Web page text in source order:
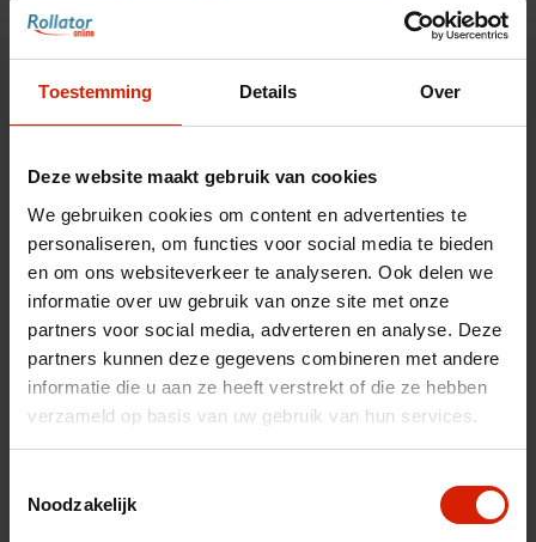
Toestemming Details Over
Deze website maakt gebruik van cookies
We gebruiken cookies om content en advertenties te
personaliseren, om functies voor social media te bieden
en om ons websiteverkeer te analyseren. Ook delen we
informatie over uw gebruik van onze site met onze
partners voor social media, adverteren en analyse. Deze
partners kunnen deze gegevens combineren met andere
informatie die u aan ze heeft verstrekt of die ze hebben
verzameld op basis van uw gebruik van hun services.
Noodzakelijk
achterpoot bij de Let's Shop
Accessoires voor uw rollator
Maak uw rollator compleet met bijpassende
accessoires
Toon accessoires
Aantal